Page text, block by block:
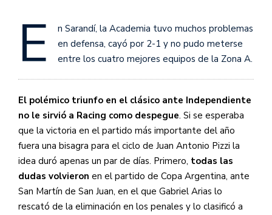
E
n Sarandí, la Academia tuvo muchos problemas
en defensa, cayó por 2-1 y no pudo meterse
entre los cuatro mejores equipos de la Zona A.
El polémico triunfo en el clásico ante Independiente
no le sirvió a Racing como despegue. Si se esperaba
que la victoria en el partido más importante del año
fuera una bisagra para el ciclo de Juan Antonio Pizzi la
idea duró apenas un par de días. Primero, todas las
dudas volvieron en el partido de Copa Argentina, ante
San Martín de San Juan, en el que Gabriel Arias lo
rescató de la eliminación en los penales y lo clasificó a